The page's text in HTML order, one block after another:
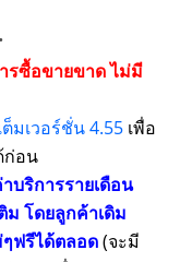
รซื้อขายขาด ไม่มี
มเวอร์ชั่น 4.55 เพื่อ
ก่อน
บริการรายเดือน
ม โดยลูกค้าเดิม
ฟรีได้ตลอด(จะมี